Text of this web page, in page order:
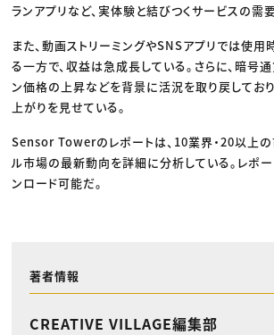
ランアプリなど、実体験と結びつくサービスの需
また、動画ストリーミングやSNSアプリでは使
る一方で、収益は急成長している。さらに、暗号
ン価格の上昇などを背景に活況を取り戻してお
上がりを見せている。
Sensor Towerのレポートは、10業界・20以上の
ル市場の最新動向を詳細に分析している。レポ
ンロード可能だ。
著者情報
CREATIVE VILLAGE編集部